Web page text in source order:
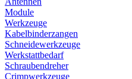
Module
Werkzeuge
Kabelbinderzangen
Schneidewerkzeuge
Werkstattbedarf
Schraubendreher
Crimpwerkzeuge